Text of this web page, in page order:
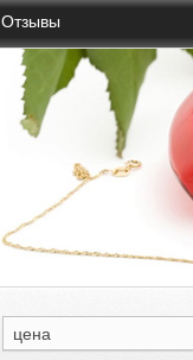
Отзывы
цена